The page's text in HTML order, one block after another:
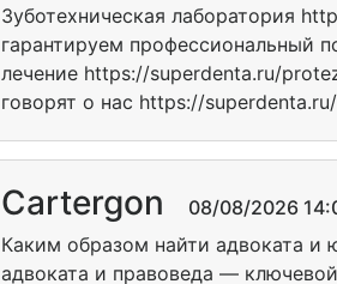
Зуботехническая лаборатория
гарантируем профессиональный
лечение https://superdenta.ru/
говорят о нас https://
Cartergon 08/08/2026
Каким образом найти адвоката
адвоката и правоведа —